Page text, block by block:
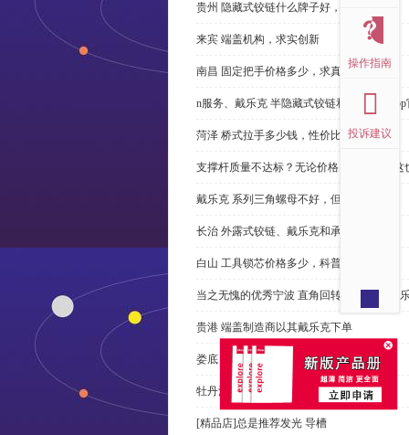
贵州 隐藏式铰链什么牌子好，恭请来电
来宾 端盖机构，求实创新
南昌 固定把手价格多少，求真务实
n服务、戴乐克 半隐藏式铰链和米乐体育
菏泽 桥式拉手多少钱，性价比高
支撑杆质量不达标？无论价格多么便宜，这
戴乐克 系列三角螺母不好，但更好
长治 外露式铰链、戴乐克和承诺戴乐克
白山 工具锁芯价格多少，科普
当之无愧的优秀宁波 直角回转锁制造商-戴
贵港 端盖制造商以其戴乐克下单
娄底 塑料密封条、戴乐克和承诺戴乐克
牡丹江 拉手有哪些，正道经营
[精品店]总是推荐发光 导槽
操作指南
投诉建议